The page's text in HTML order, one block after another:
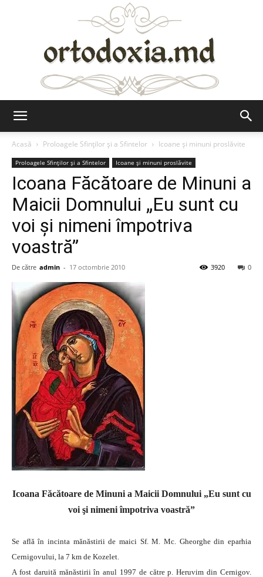
Acasă
Proloagele Sfinților și a Sfintelor Icoane și minuni proslăvite
Proloagele Sfinților și a Sfintelor Icoane și minuni proslăvite
Icoana Făcătoare de Minuni a
Maicii Domnului „Eu sunt cu
voi şi nimeni împotriva
voastră”
De către admin - 17 octombrie 2010 0
3920
Icoana Făcătoare de Minuni a Maicii Domnului „Eu sunt cu
voi şi nimeni împotriva voastră”
Se află în incinta mănăstirii de maici Sf. M. Mc. Gheorghe din eparhia
Cernigovului, la 7 km de Kozelet.
A fost daruită mănăstirii în anul 1997 de către p. Heruvim din Cernigov.